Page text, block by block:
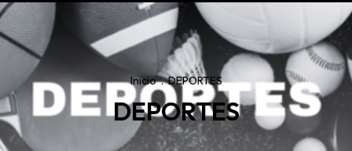
Inicio . DEPORTES
DEPORTES